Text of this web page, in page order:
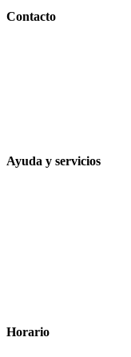
Contacto
Ayuda y servicios
Horario